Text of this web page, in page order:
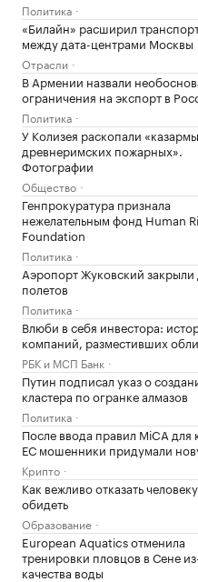
Политика
«Билайн» расширил
между дата-центрами Москвы
Отрасли
В Армении назвали
ограничения на экспорт в
Политика
У Колизея раскопали «казармы
древнеримских пожарных».
Фотографии
Общество
Генпрокуратура признала
нежелательным фонд Human
Foundation
Политика
Аэропорт Жуковский закрыли
полетов
Политика
Влюби в себя инвестора:
компаний, разместивших
РБК и МСП Банк
Путин подписал указ о
кластера по огранке алмазов
Политика
После ввода правил MiCA для
ЕС мошенники придумали
Крипто
Как вежливо отказать
обидеть
Образование
European Aquatics отменила
тренировки пловцов в Сене
качества воды